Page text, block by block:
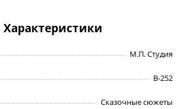
Характеристики
М.П. Студия
В-252
Сказочные сюжеты